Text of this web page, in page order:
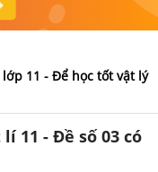
11 - Để học tốt vật lý
11 - Đề số 03 có